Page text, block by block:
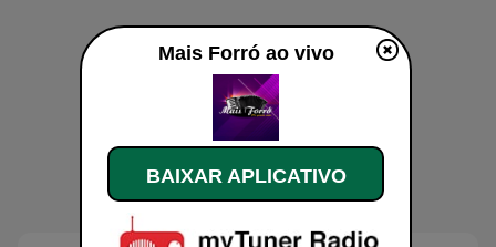
Mais Forró ao vivo
BAIXAR APLICATIVO